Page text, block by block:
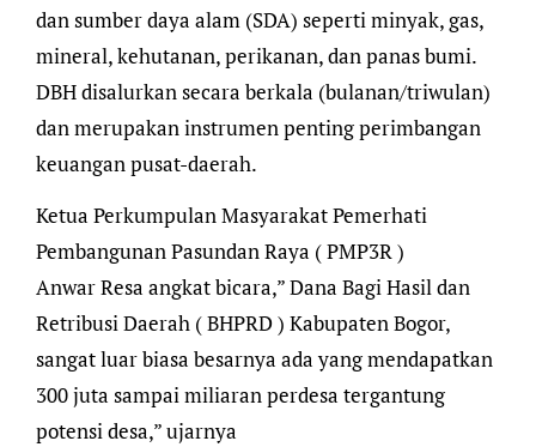
dan sumber daya alam (SDA) seperti minyak, gas,
mineral, kehutanan, perikanan, dan panas bumi.
DBH disalurkan secara berkala (bulanan/triwulan)
dan merupakan instrumen penting perimbangan
keuangan pusat-daerah.
Ketua Perkumpulan Masyarakat Pemerhati
Pembangunan Pasundan Raya ( PMP3R )
Anwar Resa angkat bicara,” Dana Bagi Hasil dan
Retribusi Daerah ( BHPRD ) Kabupaten Bogor,
sangat luar biasa besarnya ada yang mendapatkan
300 juta sampai miliaran perdesa tergantung
potensi desa,” ujarnya